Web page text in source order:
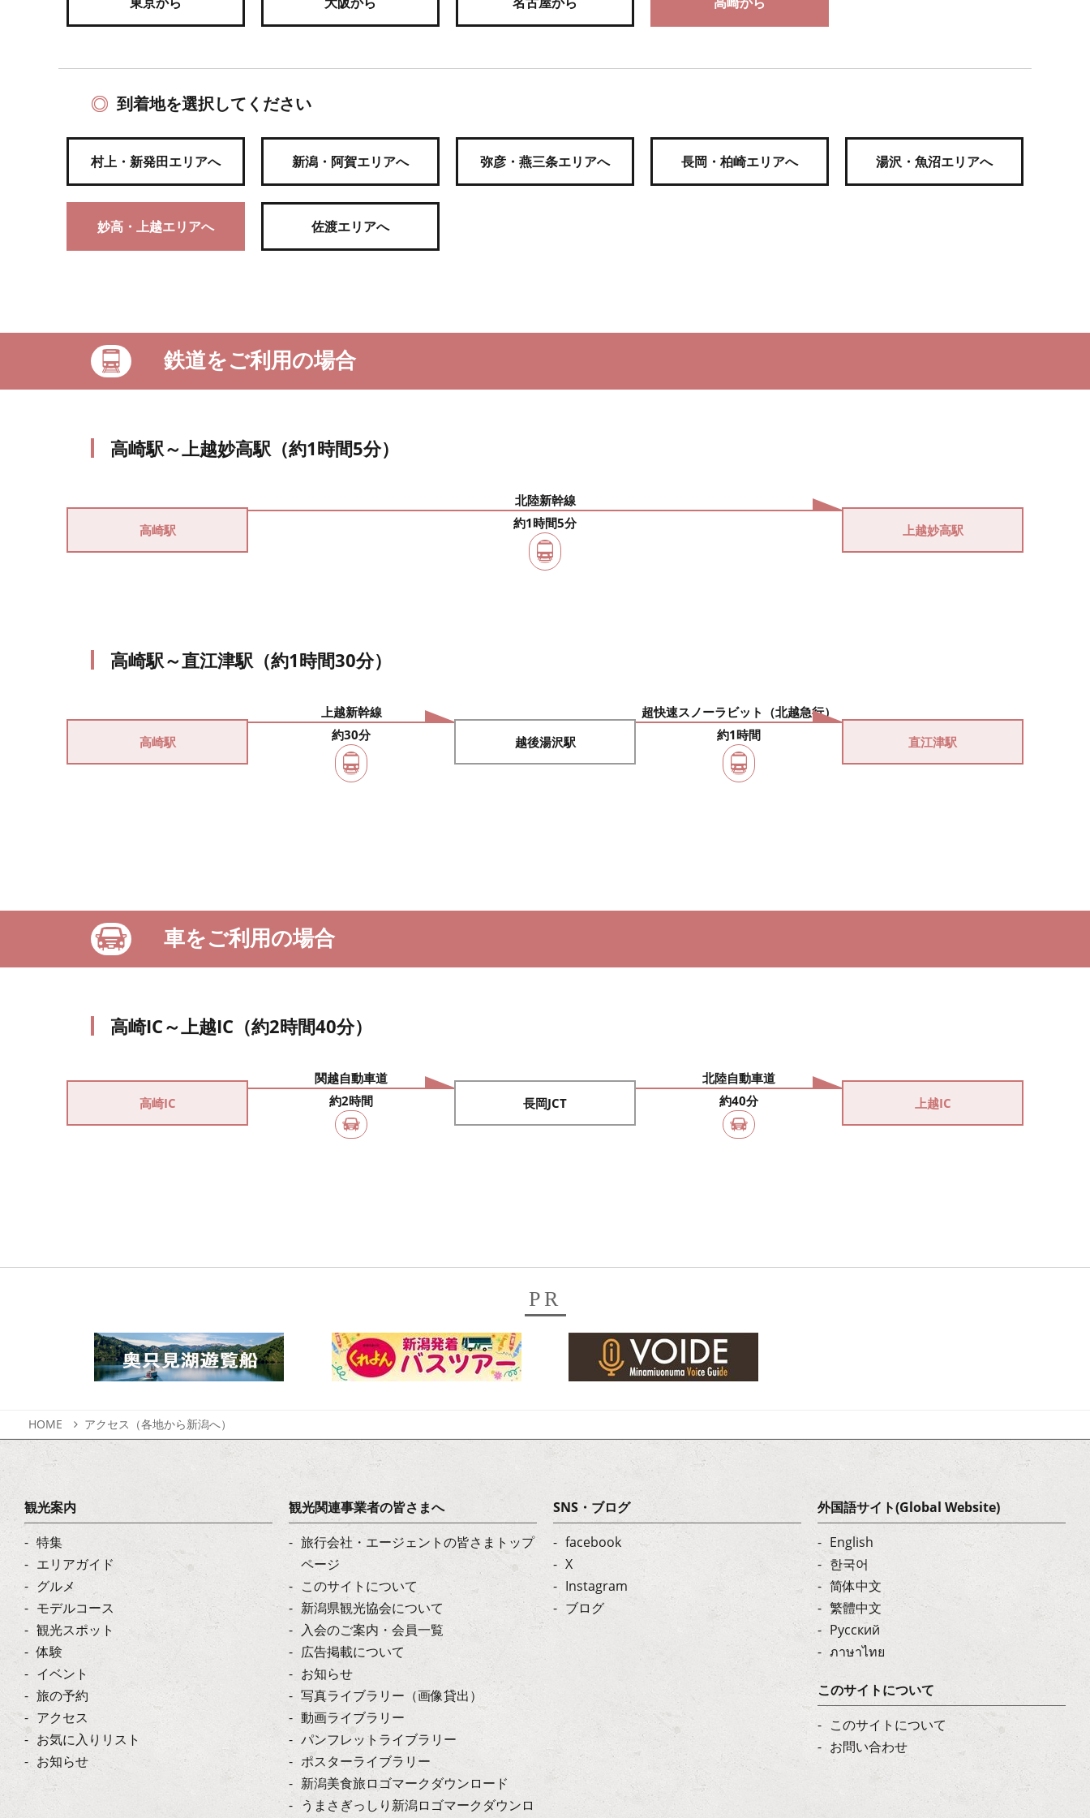
到着地を選択してください
村上・新発田エリアへ 新潟・阿賀エリアへ 弥彦・燕三条エリアへ 長岡・柏崎エリアへ 湯沢・魚沼エリアへ
妙高・上越エリアへ 佐渡エリアへ
鉄道をご利用の場合
高崎駅～上越妙高駅（約1時間5分）
高崎駅
北陸新幹線
約1時間5分
上越妙高駅
高崎駅～直江津駅（約1時間30分）
高崎駅
上越新幹線
約30分
越後湯沢駅
超快速スノーラビット（北越急行）
約1時間
直江津駅
車をご利用の場合
高崎IC～上越IC（約2時間40分）
高崎IC
関越自動車道
約2時間
長岡JCT
北陸自動車道
約40分
上越IC
PR
HOME アクセス（各地から新潟へ）
観光案内
特集
エリアガイド
グルメ
モデルコース
観光スポット
体験
イベント
旅の予約
アクセス
お気に入りリスト
お知らせ
観光関連事業者の皆さまへ
旅行会社・エージェントの皆さまトップ
ページ
このサイトについて
新潟県観光協会について
入会のご案内・会員一覧
広告掲載について
お知らせ
写真ライブラリー（画像貸出）
動画ライブラリー
パンフレットライブラリー
ポスターライブラリー
新潟美食旅ロゴマークダウンロード
うまさぎっしり新潟ロゴマークダウンロ
SNS・ブログ
facebook
X
Instagram
ブログ
外国語サイト(Global Website)
English
한국어
简体中文
繁體中文
Русский
ภาษาไทย
このサイトについて
このサイトについて
お問い合わせ